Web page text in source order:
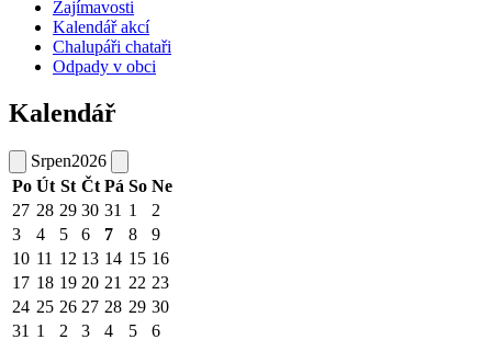
Zajímavosti
Kalendář akcí
Chalupáři chataři
Odpady v obci
Kalendář
Srpen2026
Po Út St Čt Pá So Ne
27 28 29 30 31 1
2
3
4 5 6 7 8
9
10 11 12 13 14 15 16
17 18 19 20 21 22 23
24 25 26 27 28 29 30
31 1 2 3 4 5 6